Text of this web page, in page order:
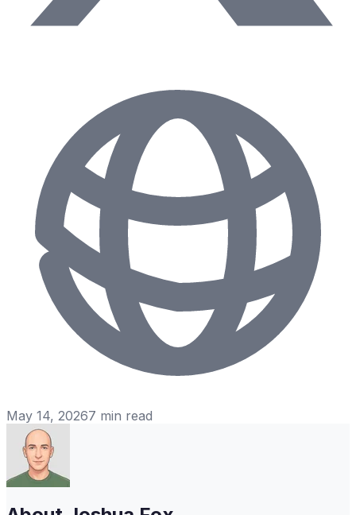
May 14, 20267 min read